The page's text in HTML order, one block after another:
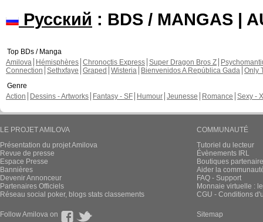
Русский : BDS / MANGAS |
Top BDs / Manga
Amilova
Hémisphères Chronoctis Express Super Dragon Bros Z
Connection Sethxfaye Graped Wisteria Bienvenidos A República Gada Only
Genre
Action
Dessins - Artworks Fantasy - SF Humour Jeunesse Romance Sexy -
LE PROJET AMILOVA
Présentation du projet Amilova
Revue de presse
Espace Presse
Bannières
Devenir Annonceur
Partenaires Officiels
Réseau social poker, blogs stats classements
COMMUNAUTÉ
Tutoriel du lecteur
Évènements IRL
Boutiques
Aider la
FAQ - Support
Monnaie virtuelle :
CGU - Conditions
Follow Amilova on Sitemap